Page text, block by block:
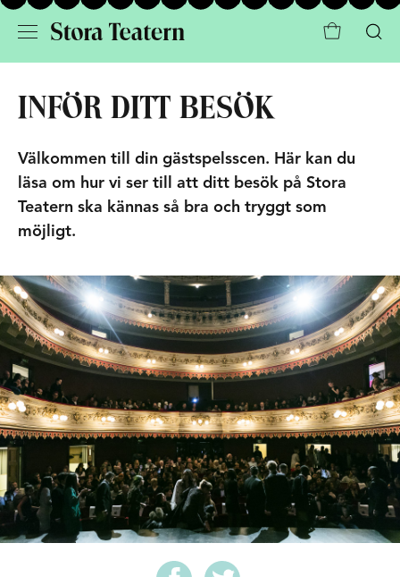
INFÖR DITT BESÖK
Välkommen till din gästspelsscen. Här kan du
läsa om hur vi ser till att ditt besök på Stora
Teatern ska kännas så bra och tryggt som
möjligt.